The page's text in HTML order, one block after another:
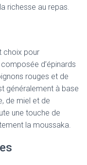
richesse au repas.
choix pour
d’épinards
rouges et de
généralement à base
de miel et de
une touche de
la moussaka.